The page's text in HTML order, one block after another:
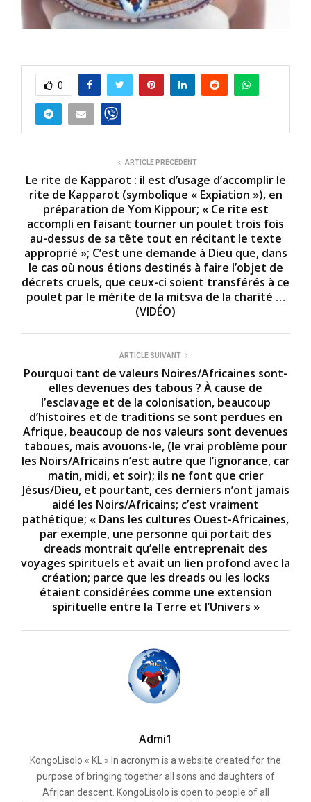
0
ARTICLE PRÉCÉDENT
Le rite de Kapparot : il est d’usage d’accomplir le
rite de Kapparot (symbolique « Expiation »), en
préparation de Yom Kippour; « Ce rite est
accompli en faisant tourner un poulet trois fois
au-dessus de sa tête tout en récitant le texte
approprié »; C’est une demande à Dieu que, dans
le cas où nous étions destinés à faire l’objet de
décrets cruels, que ceux-ci soient transférés à ce
poulet par le mérite de la mitsva de la charité …
(VIDÉO)
ARTICLE SUIVANT
Pourquoi tant de valeurs Noires/Africaines sont-
elles devenues des tabous ? À cause de
l’esclavage et de la colonisation, beaucoup
d’histoires et de traditions se sont perdues en
Afrique, beaucoup de nos valeurs sont devenues
taboues, mais avouons-le, (le vrai problème pour
les Noirs/Africains n’est autre que l’ignorance, car
matin, midi, et soir); ils ne font que crier
Jésus/Dieu, et pourtant, ces derniers n’ont jamais
aidé les Noirs/Africains; c’est vraiment
pathétique; « Dans les cultures Ouest-Africaines,
par exemple, une personne qui portait des
dreads montrait qu’elle entreprenait des
voyages spirituels et avait un lien profond avec la
création; parce que les dreads ou les locks
étaient considérées comme une extension
spirituelle entre la Terre et l’Univers »
Admi1
KongoLisolo « KL » In acronym is a website created for the
purpose of bringing together all sons and daughters of
African descent. KongoLisolo is open to people of all